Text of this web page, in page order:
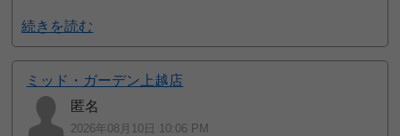
続きを読む
ミッド・ガーデン上越店
匿名
2026年08月10日 10:06 PM